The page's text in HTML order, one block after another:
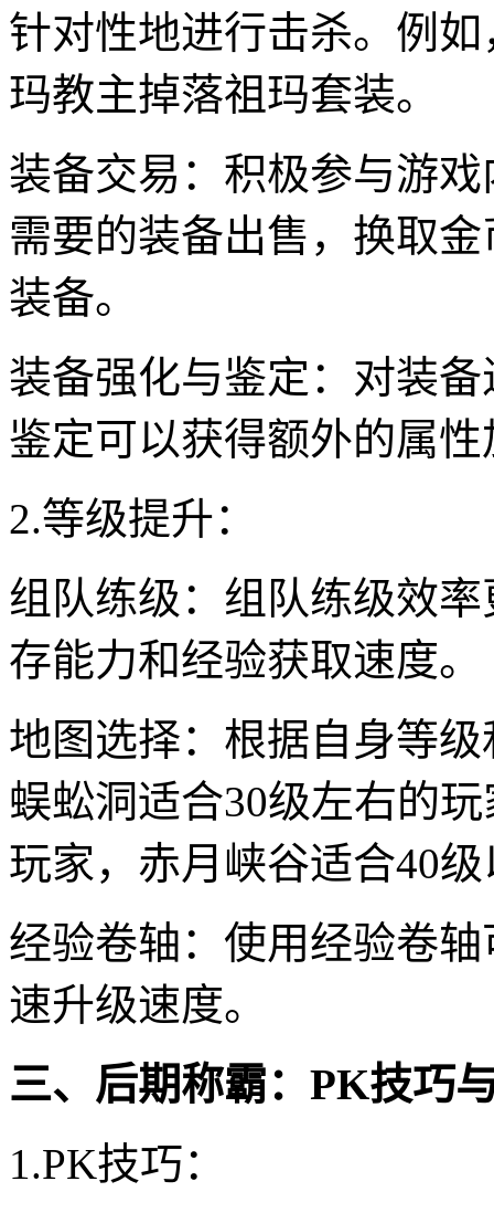
针对性地进行击杀。例
玛教主掉落祖玛套装。
装备交易：积极参与游
需要的装备出售，换取
装备。
装备强化与鉴定：对装
鉴定可以获得额外的属
2.等级提升：
组队练级：组队练级效
存能力和经验获取速度。
地图选择：根据自身等
蜈蚣洞适合30级左右的
玩家，赤月峡谷适合40
经验卷轴：使用经验卷
速升级速度。
三、后期称霸：PK技巧
1.PK技巧：